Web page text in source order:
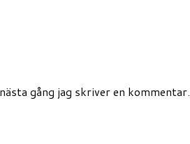
gång jag skriver en kommentar.